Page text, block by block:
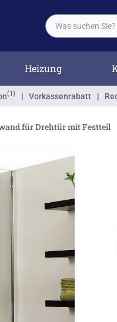
Heizung
(1) | Vorkassenrabatt |
für Drehtür mit Festteil